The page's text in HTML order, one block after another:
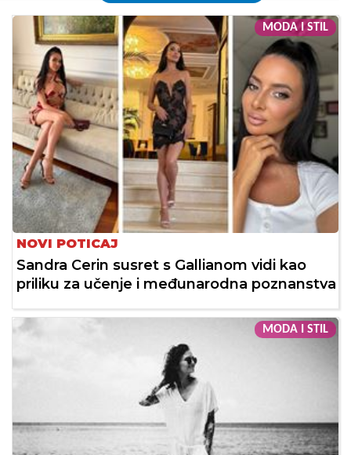
MODA I STIL
NOVI POTICAJ
Sandra Cerin susret s Gallianom vidi kao
priliku za učenje i međunarodna poznanstva
MODA I STIL